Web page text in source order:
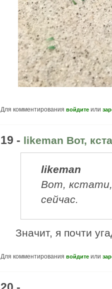
Для комментирования войдите или
19 - likeman Вот,
likeman
Вот, кстати,
сейчас.
Значит, я почти
Для комментирования войдите или